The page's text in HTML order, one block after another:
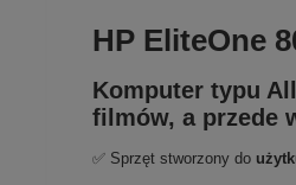
HP EliteOne
Komputer typu
filmów, a przede
✅ Sprzęt stworzony do